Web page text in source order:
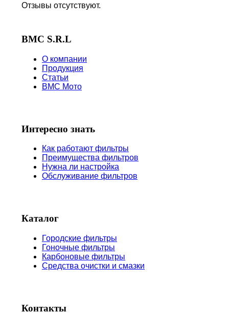
Отзывы отсутствуют.
BMC S.R.L
О компании
Продукция
Статьи
BMC Мото
Интересно знать
Как работают фильтры
Преимущества фильтров
Нужна ли настройка
Обслуживание фильтров
Каталог
Городские фильтры
Гоночные фильтры
Карбоновые фильтры
Средства очистки и смазки
Контакты